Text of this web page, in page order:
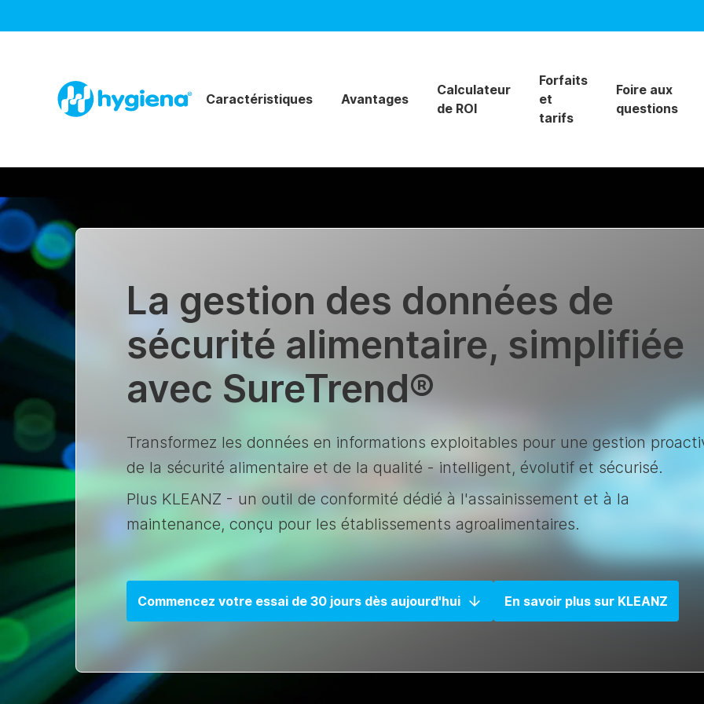
Caractéristiques Avantages
Calculateur
de ROI
Forfaits
et
tarifs
Foire aux
questions
La gestion des données de
sécurité alimentaire, simplifiée
avec SureTrend®
Transformez les données en informations exploitables pour une gestion
de la sécurité alimentaire et de la qualité - intelligent, évolutif et sécurisé.
Plus KLEANZ - un outil de conformité dédié à l'assainissement et à la
maintenance, conçu pour les établissements agroalimentaires.
Commencez votre essai de 30 jours dès aujourd'hui En savoir plus sur KLEANZ